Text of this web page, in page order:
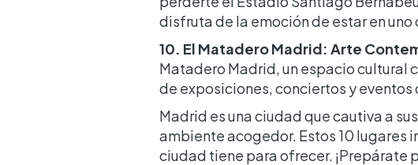
disfruta de la emoción de estar en
10. El Matadero Madrid: Arte
Matadero Madrid, un espacio cultural
de exposiciones, conciertos y eventos
Madrid es una ciudad que cautiva a
ambiente acogedor. Estos 10 lugares
ciudad tiene para ofrecer. ¡Prepárate